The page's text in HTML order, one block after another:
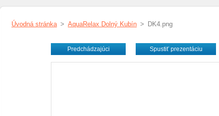
Úvodná stránka > AquaRelax Dolný Kubín > DK4.png
Predchádzajúci Spustiť prezentáciu